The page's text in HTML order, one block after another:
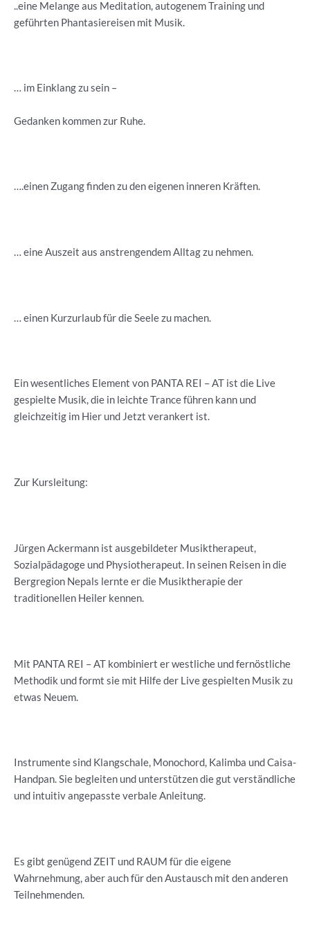
..eine Melange aus Meditation, autogenem Training und
geführten Phantasiereisen mit Musik.
… im Einklang zu sein –
Gedanken kommen zur Ruhe.
….einen Zugang finden zu den eigenen inneren Kräften.
… eine Auszeit aus anstrengendem Alltag zu nehmen.
… einen Kurzurlaub für die Seele zu machen.
Ein wesentliches Element von PANTA REI – AT ist die Live
gespielte Musik, die in leichte Trance führen kann und
gleichzeitig im Hier und Jetzt verankert ist.
Zur Kursleitung:
Jürgen Ackermann ist ausgebildeter Musiktherapeut,
Sozialpädagoge und Physiotherapeut. In seinen Reisen in die
Bergregion Nepals lernte er die Musiktherapie der
traditionellen Heiler kennen.
Mit PANTA REI – AT kombiniert er westliche und fernöstliche
Methodik und formt sie mit Hilfe der Live gespielten Musik zu
etwas Neuem.
Instrumente sind Klangschale, Monochord, Kalimba und Caisa-
Handpan. Sie begleiten und unterstützen die gut verständliche
und intuitiv angepasste verbale Anleitung.
Es gibt genügend ZEIT und RAUM für die eigene
Wahrnehmung, aber auch für den Austausch mit den anderen
Teilnehmenden.